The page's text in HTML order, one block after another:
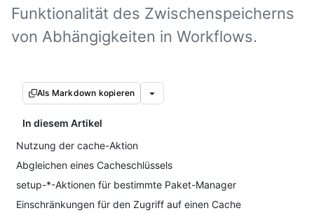
Funktionalität des Zwischenspeicherns
von Abhängigkeiten in Workflows.
Als Markdown kopieren
In diesem Artikel
Nutzung der cache-Aktion
Abgleichen eines Cacheschlüssels
setup-*-Aktionen für bestimmte Paket-Manager
Einschränkungen für den Zugriff auf einen Cache